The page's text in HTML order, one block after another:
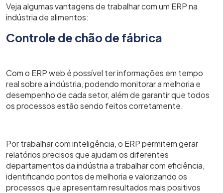
Veja algumas vantagens de trabalhar com um ERP na
indústria de alimentos:
Controle de chão de fábrica
Com o ERP web é possível ter informações em tempo
real sobre a indústria, podendo monitorar a melhoria e
desempenho de cada setor, além de garantir que todos
os processos estão sendo feitos corretamente.
Por trabalhar com inteligência, o ERPpermitem gerar
relatórios precisos que ajudam os diferentes
departamentos da indústria a trabalhar com eficiência,
identificando pontos de melhoria e valorizando os
processos que apresentam resultados mais positivos